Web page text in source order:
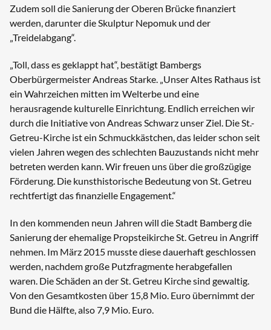
Zudem soll die Sanierung der Oberen Brücke finanziert
werden, darunter die Skulptur Nepomuk und der
„Treidelabgang“.
„Toll, dass es geklappt hat“, bestätigt Bambergs
Oberbürgermeister Andreas Starke. „Unser Altes Rathaus ist
ein Wahrzeichen mitten im Welterbe und eine
herausragende kulturelle Einrichtung. Endlich erreichen wir
durch die Initiative von Andreas Schwarz unser Ziel. Die St.-
Getreu-Kirche ist ein Schmuckkästchen, das leider schon seit
vielen Jahren wegen des schlechten Bauzustands nicht mehr
betreten werden kann. Wir freuen uns über die großzügige
Förderung. Die kunsthistorische Bedeutung von St. Getreu
rechtfertigt das finanzielle Engagement.“
In den kommenden neun Jahren will die Stadt Bamberg die
Sanierung der ehemalige Propsteikirche St. Getreu in Angriff
nehmen. Im März 2015 musste diese dauerhaft geschlossen
werden, nachdem große Putzfragmente herabgefallen
waren. Die Schäden an der St. Getreu Kirche sind gewaltig.
Von den Gesamtkosten über 15,8 Mio. Euro übernimmt der
Bund die Hälfte, also 7,9 Mio. Euro.